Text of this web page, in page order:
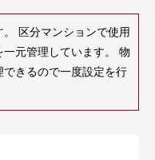
区分マンションで使用
元管理しています。 物
きるので一度設定を行